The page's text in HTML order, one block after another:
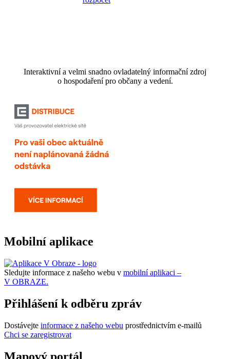
Interaktivní a velmi snadno ovladatelný informační zdroj
o hospodaření pro občany a vedení.
Mobilní aplikace
Sledujte informace z našeho webu v mobilní aplikaci –
V OBRAZE.
Přihlášení k odběru zpráv
Dostávejte informace z našeho webu prostřednictvím e-mailů
Chci se zaregistrovat
Mapový portál